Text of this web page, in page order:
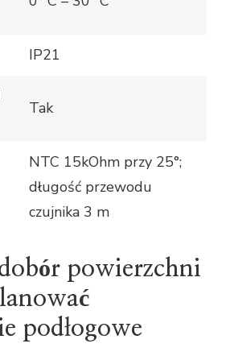
IP21
Tak
NTC 15kOhm przy 25°;
długość przewodu
czujnika 3 m
powierzchni
podłogowe